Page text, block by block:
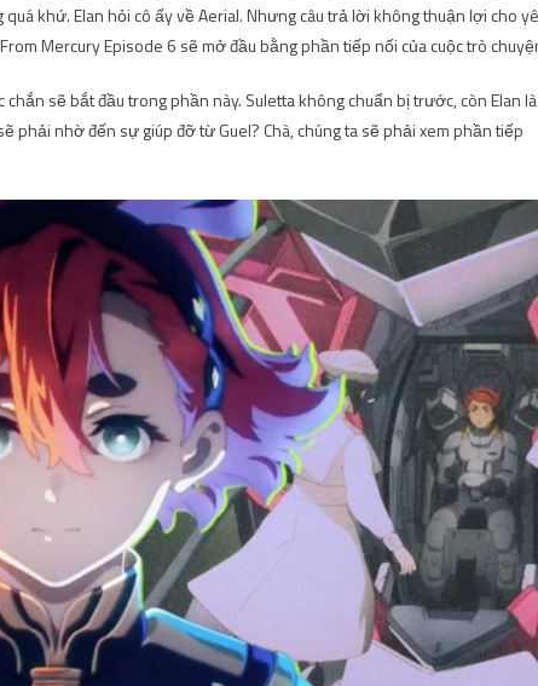
khứ. Elan hỏi cô ấy về Aerial. Nhưng câu trả lời không thuận lợi cho
Mercury Episode 6 sẽ mở đầu bằng phần tiếp nối của cuộc trò
sẽ bắt đầu trong phần này. Suletta không chuẩn bị trước, còn Elan là
phải nhờ đến sự giúp đỡ từ Guel? Chà, chúng ta sẽ phải xem phần tiếp